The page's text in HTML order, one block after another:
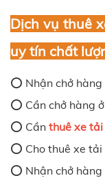
Dịch vụ thuê
uy tín chất
⭕ Nhận chở
⭕ Cần chở hàng
⭕ Cần thuê xe
⭕ Cho thuê xe
⭕ Nhận chở